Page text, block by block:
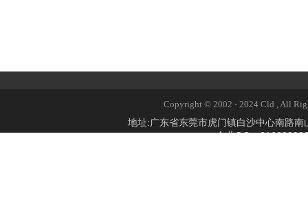
Copyright © 2002 - 2024 Cld , All
地址:广东省东莞市虎门镇白沙中心南路
企业QQ：